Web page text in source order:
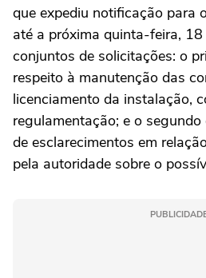
que expediu notificação para
até a próxima quinta-feira,
conjuntos de solicitações: o
respeito à manutenção das
licenciamento da instalação,
regulamentação; e o
de esclarecimentos em
pela autoridade sobre o